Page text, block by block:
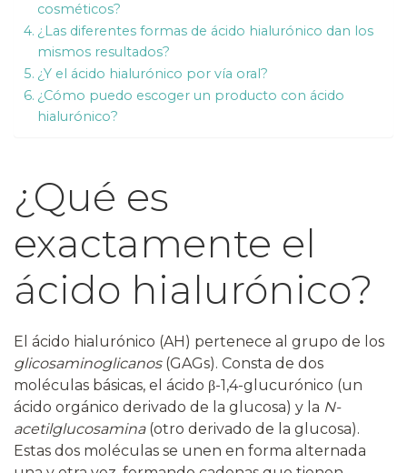
cosméticos?
¿Las diferentes formas de ácido hialurónico dan los
mismos resultados?
¿Y el ácido hialurónico por vía oral?
¿Cómo puedo escoger un producto con ácido
hialurónico?
¿Qué es
exactamente el
ácido hialurónico?
El ácido hialurónico (AH) pertenece al grupo de los
glicosaminoglicanos(GAGs). Consta de dos
moléculas básicas, el ácido β-1,4-glucurónico (un
ácido orgánico derivado de la glucosa) y la N-
acetilglucosamina (otro derivado de la glucosa).
Estas dos moléculas se unen en forma alternada